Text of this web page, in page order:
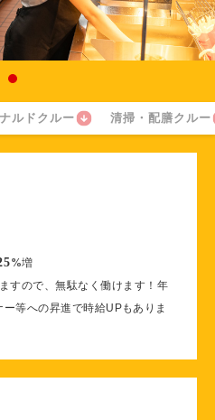
ルドクルー 清掃・配膳クルー
%増
すので、無駄なく働けます！年
等への昇進で時給UPもありま